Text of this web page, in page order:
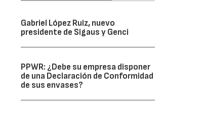
Gabriel López Ruiz, nuevo
presidente de Sigaus y Genci
PPWR: ¿Debe su empresa disponer
de una Declaración de Conformidad
de sus envases?